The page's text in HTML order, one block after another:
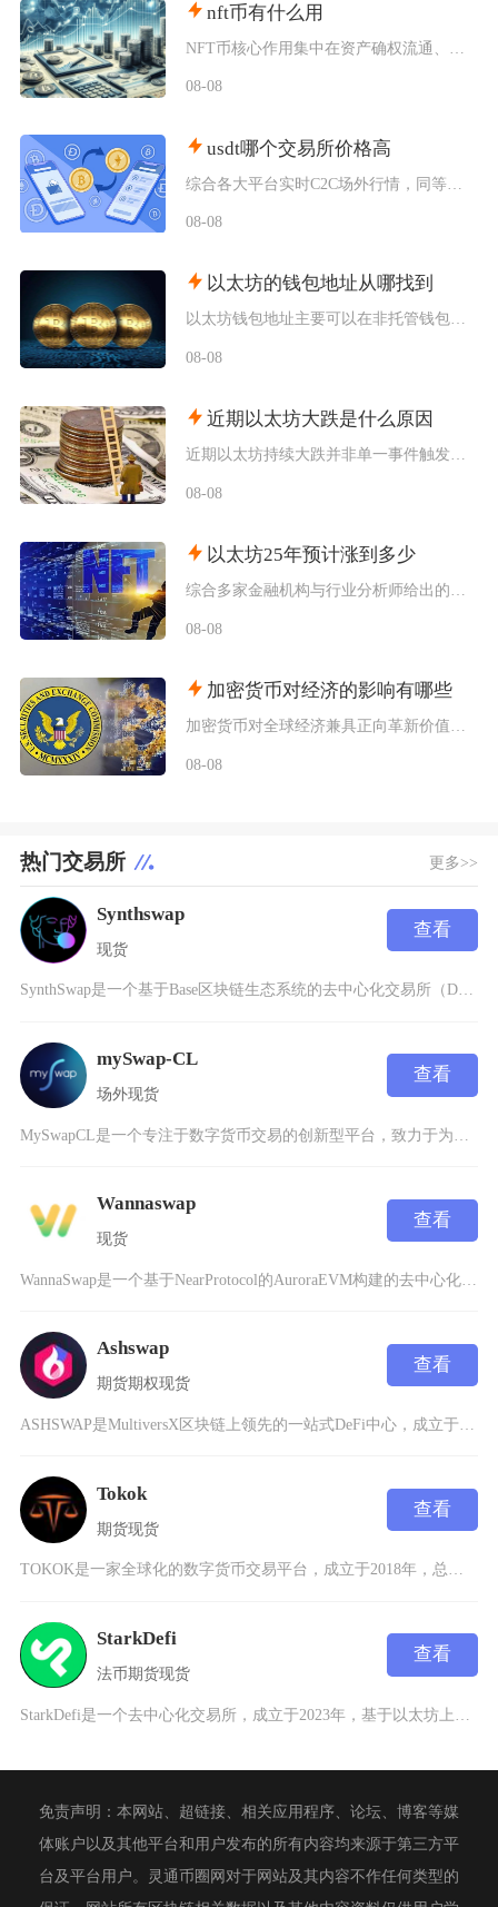
nft币有什么用
08-08
usdt哪个交易所价格高
08-08
以太坊的钱包地址从哪找到
以太坊钱包地址主要可以在非托管钱包客户端、硬件钱包配套软件、交易所资产充值页面找到，地址统
08-08
近期以太坊大跌是什么原因
08-08
以太坊25年预计涨到多少
08-08
加密货币对经济的影响有哪些
08-08
热门交易所 更多>>
Synthswap
现货
查看
SynthSwap是一个基于Base区块链生态系统的去中心化交易所（DEX），成立于202
mySwap-CL
场外现货
查看
Wannaswap
现货
查看
WannaSwap是一个基于NearProtocol的AuroraEVM构建的去中心化交易
Ashswap
期货期权现货
查看
Tokok
期货现货
查看
TOKOK是一家全球化的数字货币交易平台，成立于2018年，总部位于新加坡，专注于为用户提
StarkDefi
法币期货现货
查看
免责声明：本网站、超链接、相关应用程序、论坛、博客等媒
体账户以及其他平台和用户发布的所有内容均来源于第三方平
台及平台用户。灵通币圈网对于网站及其内容不作任何类型的